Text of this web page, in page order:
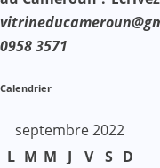
0958 3571
Calendrier
septembre 2022
L M M J V S D